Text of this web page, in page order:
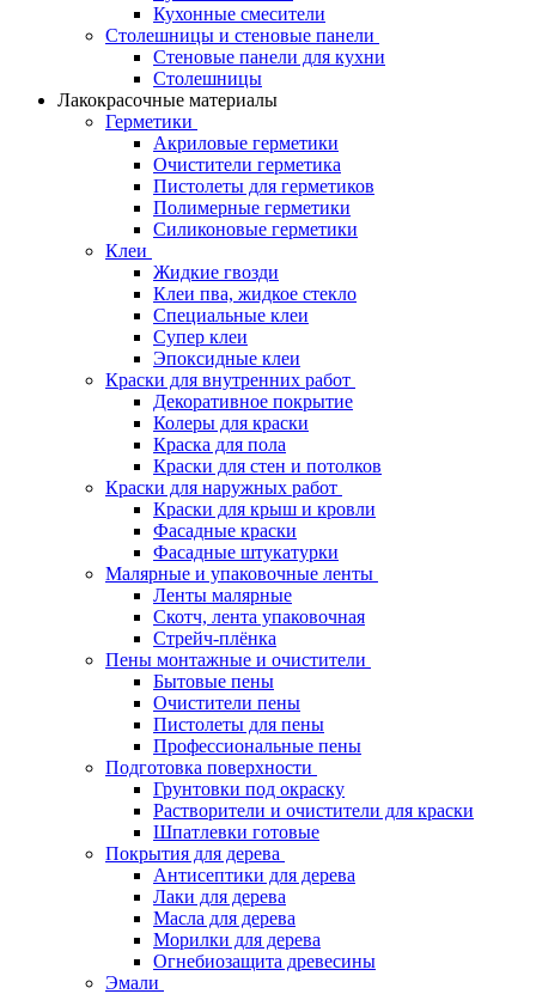
Кухонные смесители
Столешницы и стеновые панели
Стеновые панели для кухни
Столешницы
Лакокрасочные материалы
Герметики
Акриловые герметики
Очистители герметика
Пистолеты для герметиков
Полимерные герметики
Силиконовые герметики
Клеи
Жидкие гвозди
Клеи пва, жидкое стекло
Специальные клеи
Супер клеи
Эпоксидные клеи
Краски для внутренних работ
Декоративное покрытие
Колеры для краски
Краска для пола
Краски для стен и потолков
Краски для наружных работ
Краски для крыш и кровли
Фасадные краски
Фасадные штукатурки
Малярные и упаковочные ленты
Ленты малярные
Скотч, лента упаковочная
Стрейч-плёнка
Пены монтажные и очистители
Бытовые пены
Очистители пены
Пистолеты для пены
Профессиональные пены
Подготовка поверхности
Грунтовки под окраску
Растворители и очистители для краски
Шпатлевки готовые
Покрытия для дерева
Антисептики для дерева
Лаки для дерева
Масла для дерева
Морилки для дерева
Огнебиозащита древесины
Эмали